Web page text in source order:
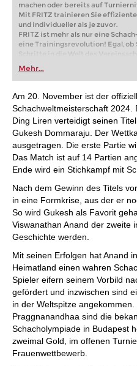
machen oder bereits auf
Mit FRITZ trainieren Sie
und individueller als je zuvor.
FRITZ ist mehr als nur eine
eine Trainingsrevolution! Egal, ob
Schritte in die Welt des
oder bereits auf Turnierniveau
FRITZ trainieren Sie effizienter,
individueller als je zuvor.
Mehr...
Am 20. November ist der
Schachweltmeisterschaft 2024.
Ding Liren verteidigt seinen
Gukesh Dommaraju. Der
ausgetragen. Die erste Partie
Das Match ist auf 14 Partien
Ende wird ein Stichkampf mit
Nach dem Gewinn des Titels
in eine Formkrise, aus der er
So wird Gukesh als Favorit
Viswanathan Anand der zweite
Geschichte werden.
Mit seinen Erfolgen hat Anand
Heimatland einen wahren
Spieler eifern seinem Vorbild
gefördert und inzwischen sind
in der Weltspitze
Praggnanandhaa sind die
Schacholympiade in Budapest
zweimal Gold, im offenen
Frauenwettbewerb.